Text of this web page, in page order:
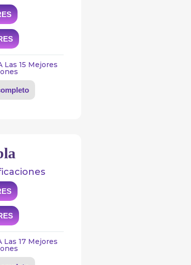
Las 15 Mejores
Las 17 Mejores